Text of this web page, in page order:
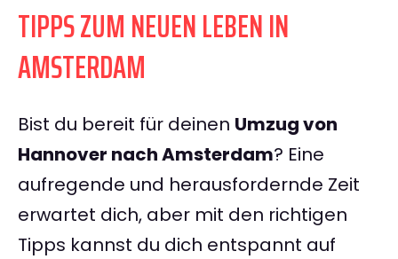
TIPPS ZUM NEUEN LEBEN IN
AMSTERDAM
Bist du bereit für deinen Umzug von
Hannover nach Amsterdam? Eine
aufregende und herausfordernde Zeit
erwartet dich, aber mit den richtigen
Tipps kannst du dich entspannt auf